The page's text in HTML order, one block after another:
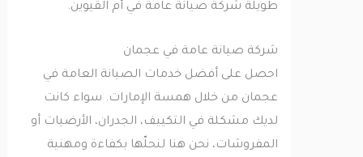
طويلة شركة صيانة عامة في أم القيوين.
شركة صيانة عامة في عجمان
احصل على أفضل خدمات الصيانة العامة في
عجمان من خلال همسة الإمارات. سواء كانت
لديك مشكلة في التكييف، الجدران، الأرضيات أو
المفروشات، نحن هنا لنحلّها بكفاءة ومهنية